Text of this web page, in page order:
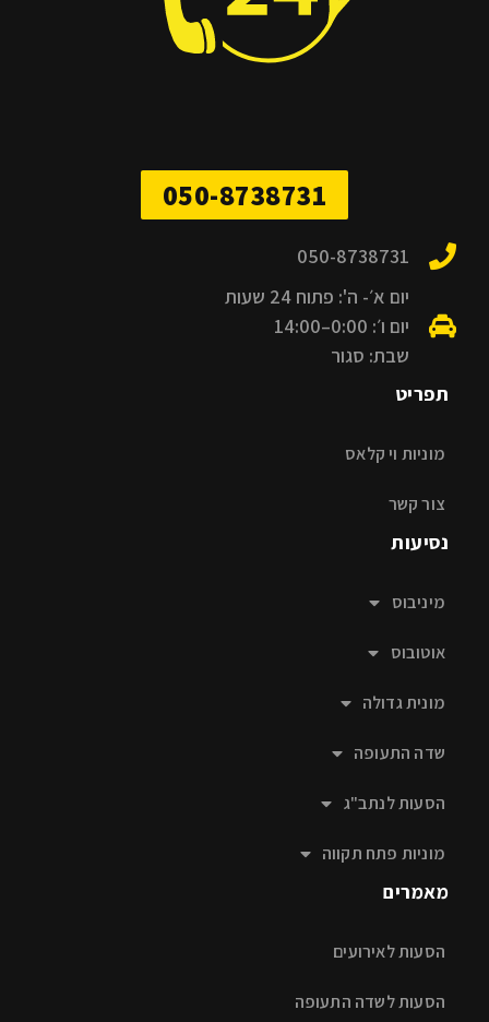
050-8738731
050-8738731
יום א׳- ה': פתוח 24 שעות
יום ו׳: 0:00–14:00
שבת: סגור
תפריט
מוניות וי קלאס
צור קשר
נסיעות
מיניבוס
אוטובוס
מונית גדולה
שדה התעופה
הסעות לנתב"ג
מוניות פתח תקווה
מאמרים
הסעות לאירועים
הסעות לשדה התעופה